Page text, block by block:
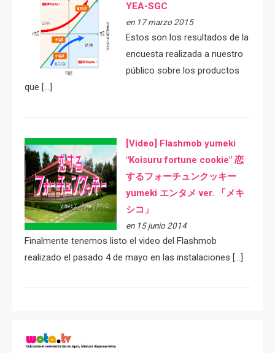
YEA-SGC
en 17 marzo 2015
Estos son los resultados de la
encuesta realizada a nuestro
público sobre los productos
que […]
[Video] Flashmob yumeki
"Koisuru fortune cookie" 恋
するフォーチュンクッキー
yumeki エンタメ ver. 「メキ
シコ」
en 15 junio 2014
Finalmente tenemos listo el video del Flashmob
realizado el pasado 4 de mayo en las instalaciones […]